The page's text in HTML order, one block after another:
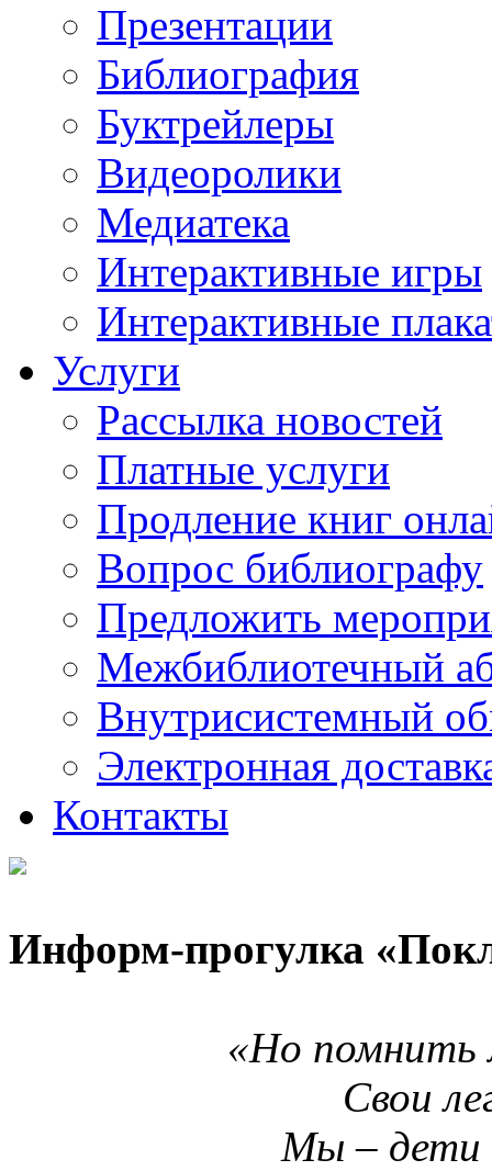
Презентации
Библиография
Буктрейлеры
Видеоролики
Медиатека
Интерактивные игры
Интерактивные
Услуги
Рассылка новостей
Платные услуги
Продление книг
Вопрос библиографу
Предложить
Межбиблиотечный
Внутрисистемный
Электронная
Контакты
Информ-прогулка
«Но
Свои
Мы – дети